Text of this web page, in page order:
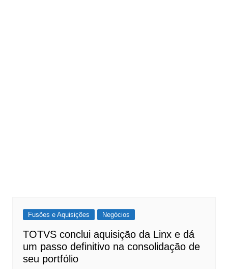
Fusões e Aquisições Negócios
TOTVS conclui aquisição da Linx e dá
um passo definitivo na consolidação de
seu portfólio